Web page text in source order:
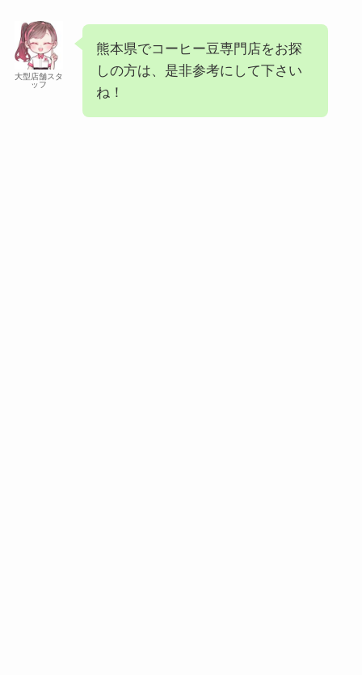
大型店舗スタ
ッフ
熊本県でコーヒー豆専門店をお探
しの方は、是非参考にして下さい
ね！